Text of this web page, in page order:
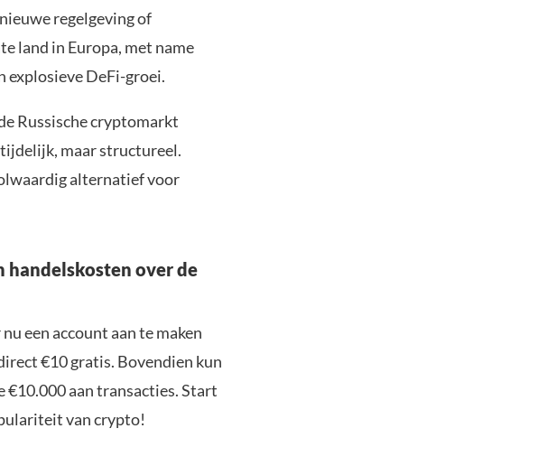
regelgeving of
land in Europa, met name
explosieve DeFi-groei.
Russische cryptomarkt
maar structureel.
alternatief voor
handelskosten over de
een account aan te maken
€10 gratis. Bovendien kun
€10.000 aan transacties. Start
van crypto!